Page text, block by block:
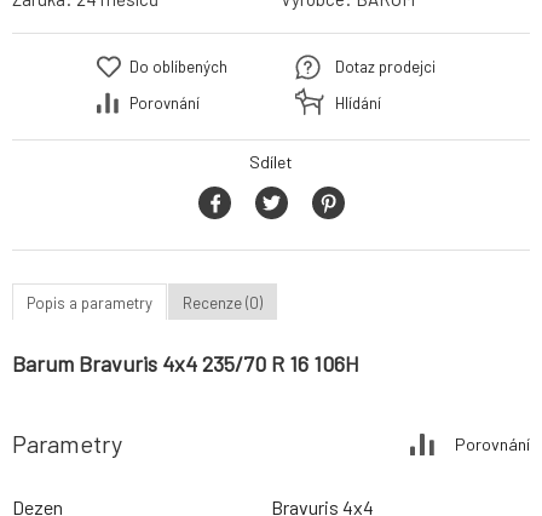
Do oblíbených
Porovnání
Dotaz prodejci
Hlídání
Sdílet
Popis a parametry Recenze (0)
Barum Bravuris 4x4 235/70 R 16 106H
Parametry Porovnání
Dezen
Bravuris 4x4